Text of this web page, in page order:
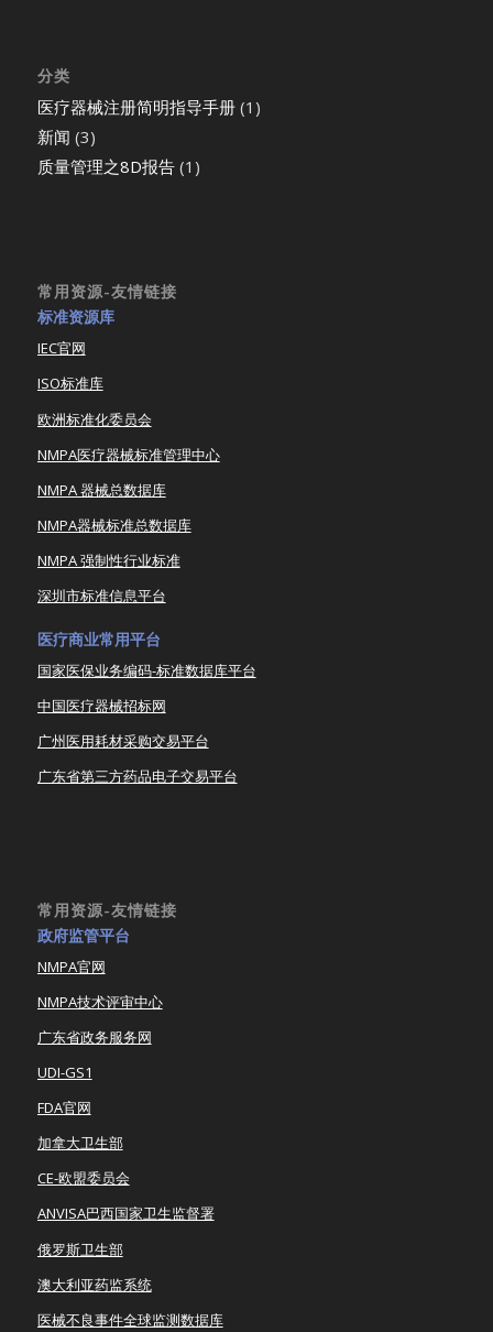
分类
医疗器械注册简明指导手册(1)
新闻 (3)
质量管理之8D报告(1)
常用资源-友情链接
标准资源库
IEC官网
ISO标准库
欧洲标准化委员会
NMPA医疗器械标准管理中心
NMPA 器械总数据库
NMPA器械标准总数据库
NMPA 强制性行业标准
深圳市标准信息平台
医疗商业常用平台
国家医保业务编码-标准数据库平台
中国医疗器械招标网
广州医用耗材采购交易平台
广东省第三方药品电子交易平台
常用资源-友情链接
政府监管平台
NMPA官网
NMPA技术评审中心
广东省政务服务网
UDI-GS1
FDA官网
加拿大卫生部
CE-欧盟委员会
ANVISA巴西国家卫生监督署
俄罗斯卫生部
澳大利亚药监系统
医械不良事件全球监测数据库